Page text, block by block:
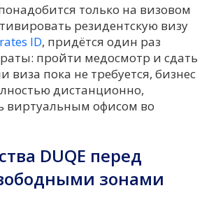
только на визовом
резидентскую визу
ID, придётся один раз
пройти медосмотр и сдать
виза пока не требуется, бизнес
дистанционно,
виртуальным офисом во
DUQE перед
зонами